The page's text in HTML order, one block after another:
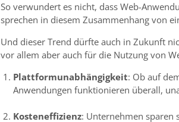
So verwundert es nicht, dass Web-
sprechen in diesem Zusammenhang von
Und dieser Trend dürfte auch in Zukunft
vor allem aber auch für die Nutzung von
Plattformunabhängigkeit: Ob auf
Anwendungen funktionieren überall,
Kosteneffizienz: Unternehmen sparen